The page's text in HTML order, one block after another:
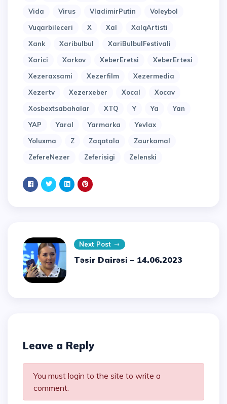
Vida
Virus VladimirPutin
Voleybol
Vuqarbileceri
X Xal
XalqArtisti
Xank
Xaribulbul
XariBulbulFestivali
Xarici
Xarkov XeberEretsi
XeberErtesi
Xezeraxsami
Xezerfilm
Xezermedia
Xezertv
Xezerxeber Xocal
Xocav
Xosbextsabahalar
XTQ Y Ya
Yan
YAP
Yaral Yarmarka
Yevlax
Yoluxma
Z Zaqatala
Zaurkamal
ZefereNezer
Zeferisigi Zelenski
Next Post
Təsir Dairəsi – 14.06.2023
Leave a Reply
You must login to the site to write a
comment.